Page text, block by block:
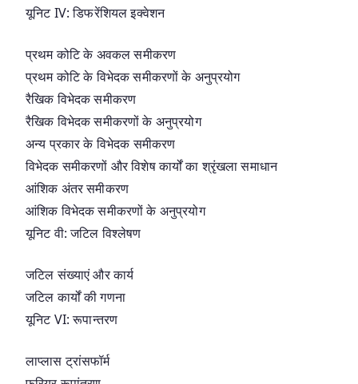
यूनिट IV: डिफरेंशियल इक्वेशन
प्रथम कोटि के अवकल समीकरण
प्रथम कोटि के विभेदक समीकरणों के अनुप्रयोग
रैखिक विभेदक समीकरण
रैखिक विभेदक समीकरणों के अनुप्रयोग
अन्य प्रकार के विभेदक समीकरण
विभेदक समीकरणों और विशेष कार्यों का श्रृंखला समाधान
आंशिक अंतर समीकरण
आंशिक विभेदक समीकरणों के अनुप्रयोग
यूनिट वी: जटिल विश्लेषण
जटिल संख्याएं और कार्य
जटिल कार्यों की गणना
यूनिट VI: रूपान्तरण
लाप्लास ट्रांसफॉर्म